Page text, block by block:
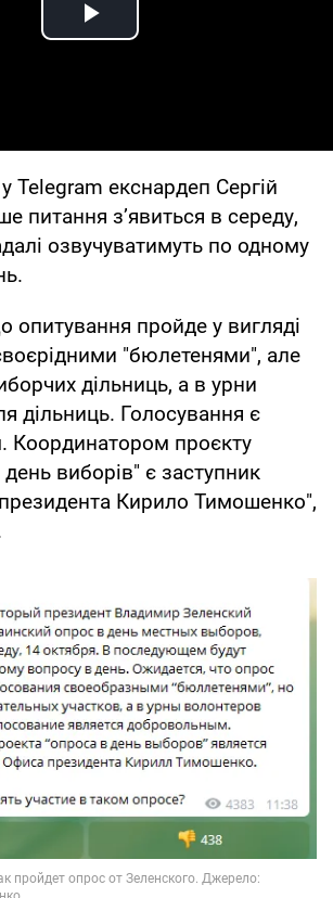
Play Video
Telegram екснардеп Сергій
питання з’явиться в середу,
озвучуватимуть по одному
опитування пройде у вигляді
"бюлетенями", але
дільниць, а в урни
дільниць. Голосування є
Координатором проєкту
виборів" є заступник
Кирило Тимошенко",